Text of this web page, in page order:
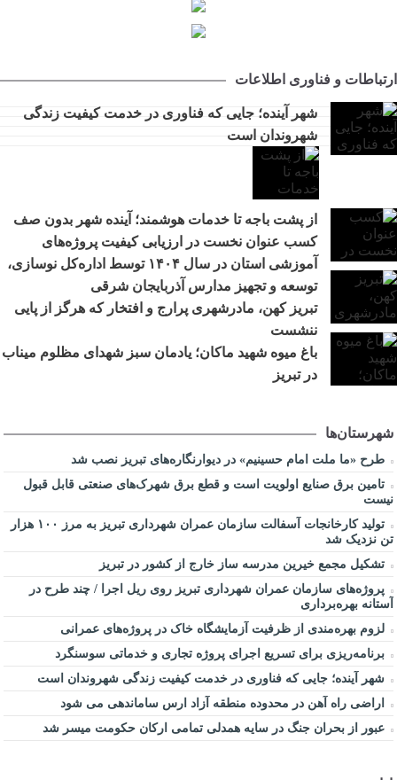
11:27 جهاد خدمت در محلات کم‌برخوردار
10:36
اطلاع‌رسانی درست و حرفه‌ای در مواقع بحران، موجب آرامش
افکار عمومی می‌شود
11:48 مرکز خدماتی و رفاهی جدید در باغ گلستان راه اندازی می شود
افزایش محدوده تردد خودروهای ارس‌پلاک به استان‌های شمال و
شمال‌غرب کشور
9:27 رفع مشکلات اراضی فاز ۲ خاوران با جدیت دنبال می‌شود
9:20 از پشت باجه تا خدمات هوشمند؛ آینده شهر بدون صف
11:27
تأکید مدیرعامل سازمان منطقه آزاد ارس بر جایگاه استراتژیک
روابط عمومی
ارتباطات و فناوری اطلاعات
شهر آینده؛ جایی که فناوری در خدمت کیفیت زندگی
شهروندان است
از پشت باجه تا خدمات هوشمند؛ آینده شهر بدون صف
کسب عنوان نخست در ارزیابی کیفیت پروژه‌های
آموزشی استان در سال ۱۴۰۴ توسط اداره‌کل نوسازی،
توسعه و تجهیز مدارس آذربایجان شرقی
تبریز کهن، مادرشهری پرارج و افتخار که هرگز از پایی
ننشست
باغ میوه شهید ماکان؛ یادمان سبز شهدای مظلوم میناب
در تبریز
شهرستان‌ها
طرح «ما ملت امام حسینیم» در دیوارنگاره‌های تبریز نصب شد
تامین برق صنایع اولویت است و قطع برق شهرک‌های صنعتی قابل قبول
نیست
تولید کارخانجات آسفالت سازمان عمران شهرداری تبریز به مرز ۱۰۰ هزار
تن نزدیک شد
تشکیل مجمع خیرین مدرسه ‌ساز خارج از کشور در تبریز
پروژه‌های سازمان عمران شهرداری تبریز روی ریل اجرا / چند طرح در
آستانه بهره‌برداری
لزوم بهره‌مندی از ظرفیت آزمایشگاه خاک در پروژه‌های عمرانی
برنامه‌ریزی برای تسریع اجرای پروژه تجاری و خدماتی سوسنگرد
شهر آینده؛ جایی که فناوری در خدمت کیفیت زندگی شهروندان است
اراضی راه آهن در محدوده منطقه آزاد ارس ساماندهی می شود
عبور از بحران جنگ در سایه همدلی تمامی ارکان حکومت میسر شد